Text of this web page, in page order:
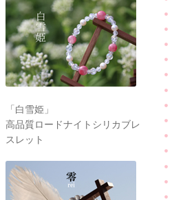
「白雪姫」
高品質ロードナイトシリカブレ
スレット